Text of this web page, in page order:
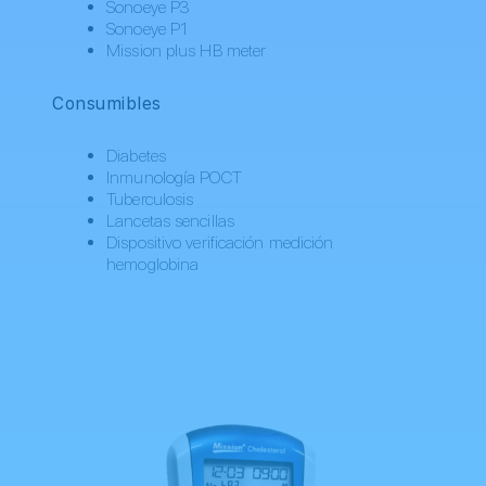
Sonoeye P3
Sonoeye P1
Mission plus HB meter
Consumibles
Diabetes
Inmunología POCT
Tuberculosis
Lancetas sencillas
Dispositivo verificación medición
hemoglobina